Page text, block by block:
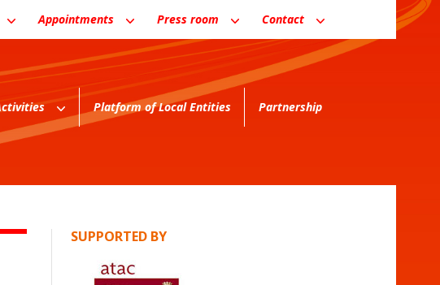
Appointments Press room Contact
Platform of Local Entities Partnership
SUPPORTED BY